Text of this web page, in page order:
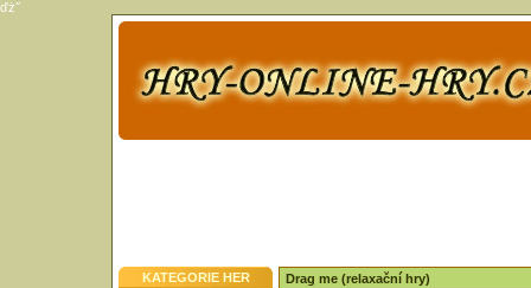
ďż˝
KATEGORIE HER
Drag me (relaxační hry)